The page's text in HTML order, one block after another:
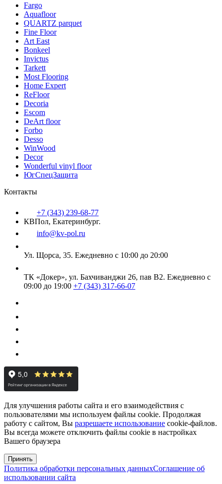
Fargo
Aquafloor
QUARTZ parquet
Fine Floor
Art East
Bonkeel
Invictus
Tarkett
Most Flooring
Home Expert
ReFloor
Decoria
Escom
DeArt floor
Forbo
Desso
WinWood
Decor
Wonderful vinyl floor
ЮгСпецЗащита
Контакты
+7 (343) 239-68-77
КВПол, Екатеринбург.
info@kv-pol.ru
Ул. Щорса, 35. Ежедневно с 10:00 до 20:00
ТК «Докер», ул. Бахчиванджи 26, пав В2. Ежедневно с
09:00 до 19:00 +7 (343) 317-66-07
Для улучшения работы сайта и его взаимодействия с
пользователями мы используем файлы cookie. Продолжая
работу с сайтом, Вы разрешаете использование cookie-файлов.
Вы всегда можете отключить файлы cookie в настройках
Вашего браузера
Принять
Политика обработки персональных данныхСоглашение об
использовании сайта